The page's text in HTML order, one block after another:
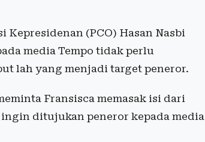
(PCO) Hasan Nasbi
media Tempo tidak perlu
lah yang menjadi target peneror.
Fransisca memasak isi dari
ditujukan peneror kepada media